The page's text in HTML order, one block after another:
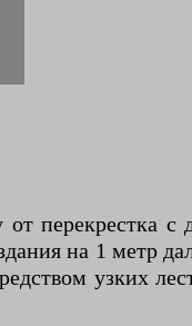
перекрестка
на 1 метр
узких